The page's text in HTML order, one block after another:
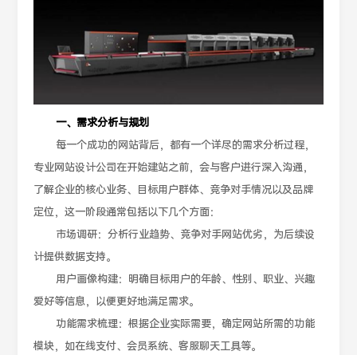
一、需求分析与规划
每一个成功的网站背后，都有一个详尽的需求分析过程，
专业网站设计公司在开始建站之前，会与客户进行深入沟通，
了解企业的核心业务、目标用户群体、竞争对手情况以及品牌
定位，这一阶段通常包括以下几个方面：
市场调研：分析行业趋势、竞争对手网站优劣，为后续设
计提供数据支持。
用户画像构建：明确目标用户的年龄、性别、职业、兴趣
爱好等信息，以便更好地满足需求。
功能需求梳理：根据企业实际需要，确定网站所需的功能
模块，如在线支付、会员系统、客服聊天工具等。